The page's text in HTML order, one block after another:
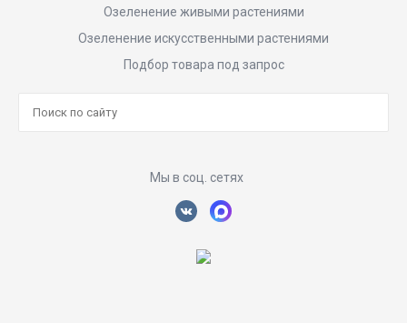
Озеленение живыми растениями
Озеленение искусственными растениями
Подбор товара под запрос
Мы в соц. сетях